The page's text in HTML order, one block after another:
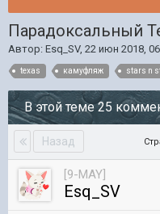
Парадоксальный
Автор: Esq_SV, 22 июн 2018,
texas камуфляж stars n
В этой теме 25
Назад
[9-MAY]
Esq_SV